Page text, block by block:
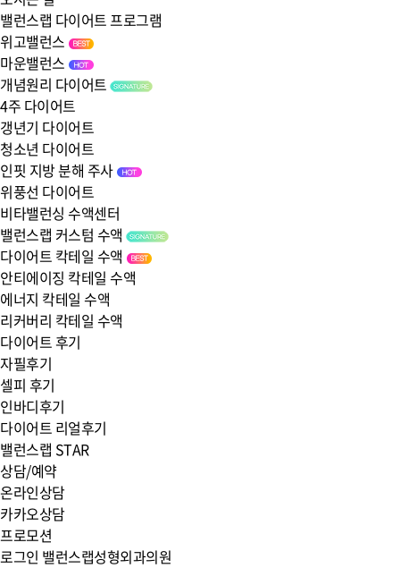
밸런스랩 다이어트 프로그램
위고밸런스
마운밸런스
개념원리 다이어트
4주 다이어트
갱년기 다이어트
청소년 다이어트
인핏 지방 분해 주사
위풍선 다이어트
비타밸런싱 수액센터
밸런스랩 커스텀 수액
다이어트 칵테일 수액
안티에이징 칵테일 수액
에너지 칵테일 수액
리커버리 칵테일 수액
다이어트 후기
자필후기
셀피 후기
인바디후기
다이어트 리얼후기
밸런스랩 STAR
상담/예약
온라인상담
카카오상담
프로모션
로그인 밸런스랩성형외과의원